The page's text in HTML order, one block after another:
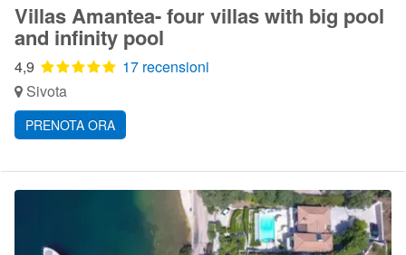
Villas Amantea- four villas with big pool
and infinity pool
4,9
17 recensioni
Sivota
PRENOTA ORA